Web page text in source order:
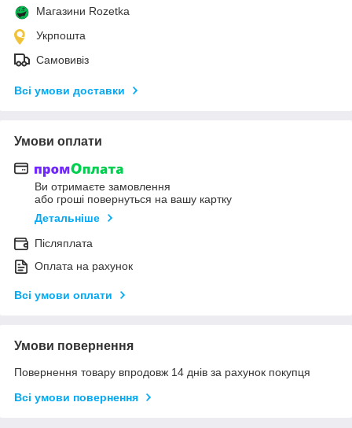
Магазини Rozetka
Укрпошта
Самовивіз
Всі умови доставки
Умови оплати
Ви отримаєте замовлення
або гроші повернуться на вашу картку
Детальніше
Післяплата
Оплата на рахунок
Всі умови оплати
Умови повернення
Повернення товару впродовж 14 днів за рахунок покупця
Всі умови повернення